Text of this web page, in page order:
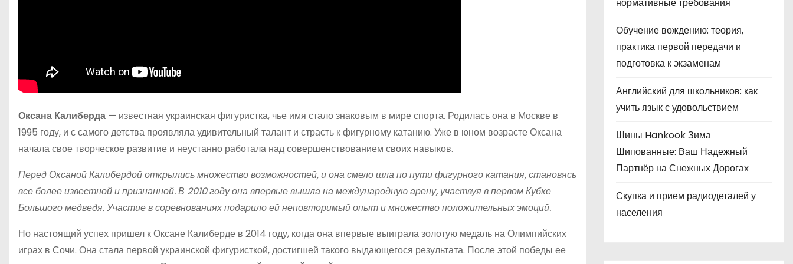
Оксана Калиберда — известная украинская фигуристка, чье имя стало знаковым в мире спорта. Родилась она в Москве в
1995 году, и с самого детства проявляла удивительный талант и страсть к фигурному катанию. Уже в юном возрасте Оксана
начала свое творческое развитие и неустанно работала над совершенствованием своих навыков.
Перед Оксаной Калибердой открылись множество возможностей, и она смело шла по пути фигурного катания, становясь
все более известной и признанной. В 2010 году она впервые вышла на международную арену, участвуя в первом Кубке
Большого медведя. Участие в соревнованиях подарило ей неповторимый опыт и множество положительных эмоций.
Но настоящий успех пришел к Оксане Калиберде в 2014 году, когда она впервые выиграла золотую медаль на Олимпийских
играх в Сочи. Она стала первой украинской фигуристкой, достигшей такого выдающегося результата. После этой победы ее
Обучение вождению: теория,
практика первой передачи и
подготовка к экзаменам
Английский для школьников: как
учить язык с удовольствием
Шины Hankook Зима
Шипованные: Ваш Надежный
Партнёр на Снежных Дорогах
Скупка и прием радиодеталей у
населения